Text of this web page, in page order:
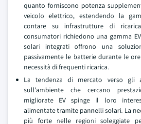
quanto forniscono potenza
veicolo elettrico, estendendo la
contare su infrastrutture di
consumatori richiedono una gamma
solari integrati offrono una
passivamente le batterie durante le
necessità di frequenti ricarica.
La tendenza di mercato verso gli
sull'ambiente che cercano
migliorate EV spinge il loro
alimentate tramite pannelli solari. La
più forte nelle regioni soleggiate